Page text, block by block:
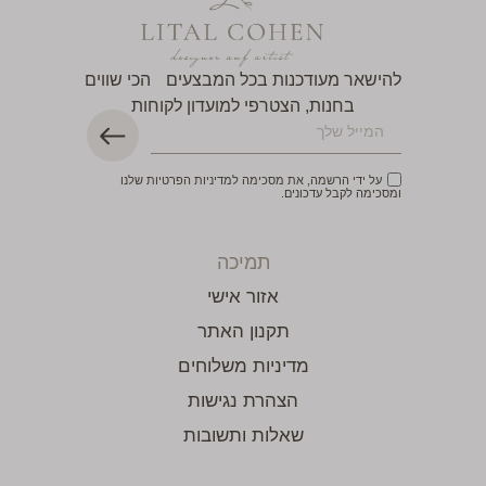
להישאר מעודכנות בכל המבצעים הכי שווים
בחנות, הצטרפי למועדון לקוחות
על ידי הרשמה, את מסכימה למדיניות הפרטיות שלנו
ומסכימה לקבל עדכונים.
תמיכה
אזור אישי
תקנון האתר
מדיניות משלוחים
הצהרת נגישות
שאלות ותשובות